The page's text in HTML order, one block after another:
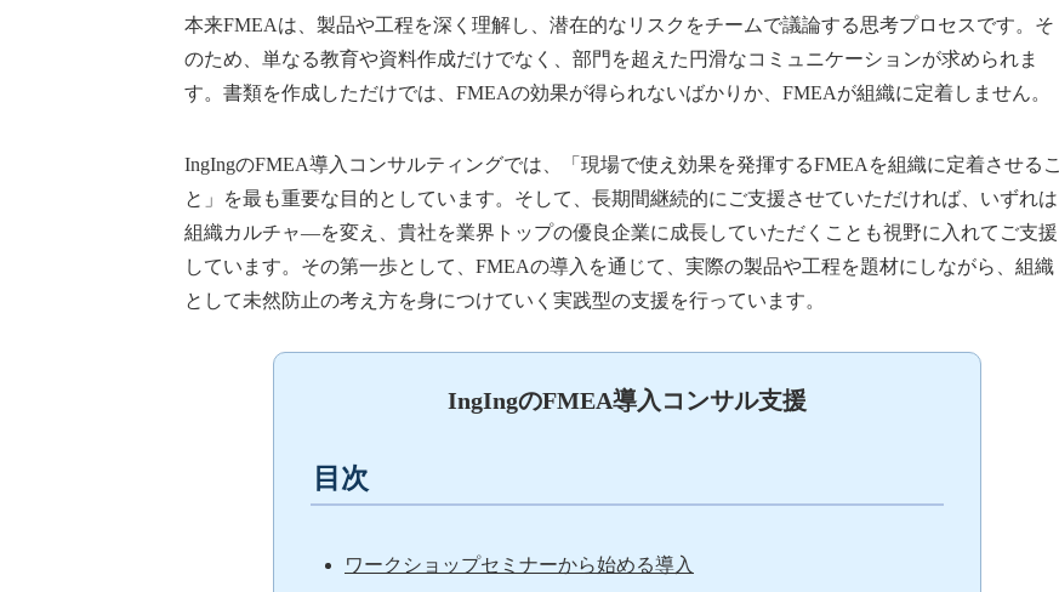
本来FMEAは、製品や工程を深く理解し、潜在的なリスクをチームで議論する思考プロセスです。そ
のため、単なる教育や資料作成だけでなく、部門を超えた円滑なコミュニケーションが求められま
す。書類を作成しただけでは、FMEAの効果が得られないばかりか、FMEAが組織に定着しません。
IngIngのFMEA導入コンサルティングでは、「現場で使え効果を発揮するFMEAを組織に定着させるこ
と」を最も重要な目的としています。そして、長期間継続的にご支援させていただければ、いずれは
組織カルチャ―を変え、貴社を業界トップの優良企業に成長していただくことも視野に入れてご支援
しています。その第一歩として、FMEAの導入を通じて、実際の製品や工程を題材にしながら、組織
として未然防止の考え方を身につけていく実践型の支援を行っています。
IngIngのFMEA導入コンサル支援
目次
ワークショップセミナーから始める導入